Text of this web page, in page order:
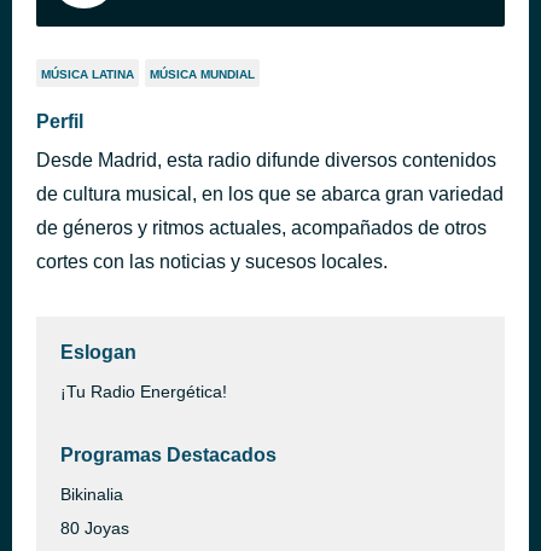
MÚSICA LATINA MÚSICA MUNDIAL
Perfil
Desde Madrid, esta radio difunde diversos contenidos
de cultura musical, en los que se abarca gran variedad
de géneros y ritmos actuales, acompañados de otros
cortes con las noticias y sucesos locales.
Eslogan
¡Tu Radio Energética!
Programas Destacados
Bikinalia
80 Joyas